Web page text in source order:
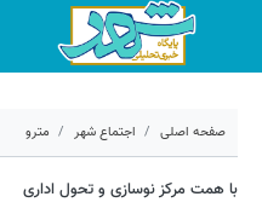
صفحه اصلی اجتماع شهر مترو
۱۸ تیر ۱۴۰۴ - ۰۸:۵۸
با همت مرکز نوسازی و تحول اداری